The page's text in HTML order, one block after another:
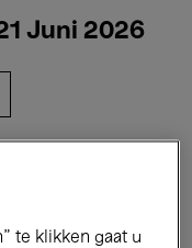
Juni 2026
te klikken gaat u